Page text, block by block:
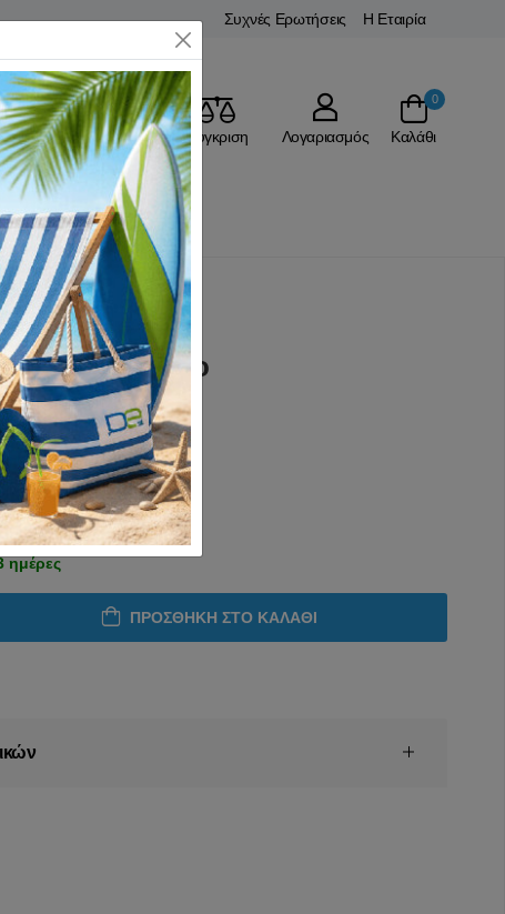
Συχνές Ερωτήσεις Η Εταιρία
Αγαπημένα Σύγκριση Λογαριασμός
0
Καλάθι
Νυκτός
3AAA Μαύρο
(0 Αξιολογήσεις)
ημέρες
ΠΡΟΣΘΉΚΗ ΣΤΟ ΚΑΛΆΘΙ
Close